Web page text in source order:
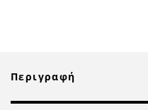
Περιγραφή